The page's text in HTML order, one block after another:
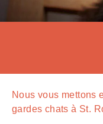
Nous vous mettons
gardes chats à St.